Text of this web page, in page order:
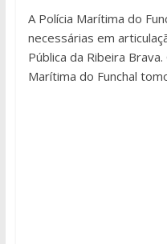
A Polícia Marítima do
necessárias em
Pública da Ribeira
Marítima do Funchal